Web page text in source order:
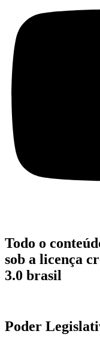
Todo o
sob a licença
3.0 brasil
Poder